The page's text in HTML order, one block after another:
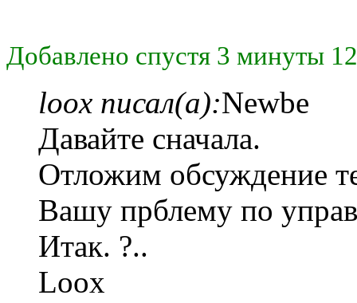
Добавлено спустя 3 минуты
loox писал(а):Newbe
Давайте сначала.
Отложим обсуждение
Вашу прблему по
Итак. ?..
Loox